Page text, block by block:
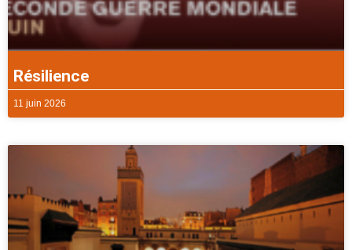
Résilience
11 juin 2026